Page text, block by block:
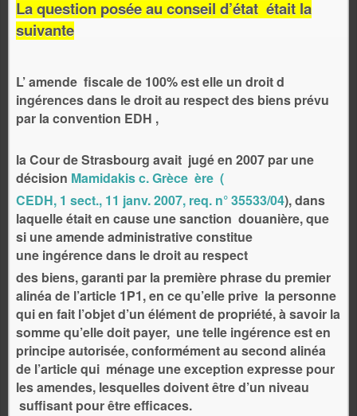
La question posée au conseil d’état était la
suivante
L’ amende fiscale de 100% est elle un droit d
ingérences dans le droit au respect des biens prévu
par la convention EDH ,
la Cour de Strasbourg avait jugé en 2007 par une
décision Mamidakis c. Grèce ère (
CEDH, 1 sect., 11 janv. 2007, req. n° 35533/04), dans
laquelle était en cause une sanction douanière, que
si une amende administrative constitue
une ingérence dans le droit au respect
des biens, garanti par la première phrase du premier
alinéa de l’article 1P1, en ce qu’elle prive la personne
qui en fait l’objet d’un élément de propriété, à savoir la
somme qu’elle doit payer, une telle ingérence est en
principe autorisée, conformément au second alinéa
de l’article qui ménage une exception expresse pour
les amendes, lesquelles doivent être d’un niveau
suffisant pour être efficaces.